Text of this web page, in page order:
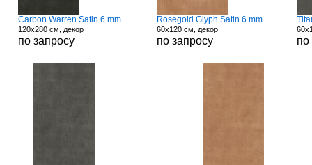
Carbon Warren Satin 6 mm
120x280 см, декор
по запросу
Rosegold Glyph Satin 6 mm
60x120 см, декор
по запросу по